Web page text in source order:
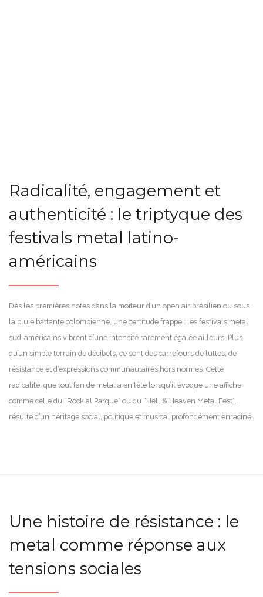
Radicalité, engagement et
authenticité : le triptyque des
festivals metal latino-
américains
Dès les premières notes dans la moiteur d’un open air brésilien ou sous
la pluie battante colombienne, une certitude frappe : les festivals metal
sud-américains vibrent d’une intensité rarement égalée ailleurs. Plus
qu’un simple terrain de décibels, ce sont des carrefours de luttes, de
résistance et d’expressions communautaires hors normes. Cette
radicalité, que tout fan de metal a en tête lorsqu’il évoque une affiche
comme celle du “Rock al Parque” ou du “Hell & Heaven Metal Fest”,
résulte d’un héritage social, politique et musical profondément enraciné.
Une histoire de résistance : le
metal comme réponse aux
tensions sociales